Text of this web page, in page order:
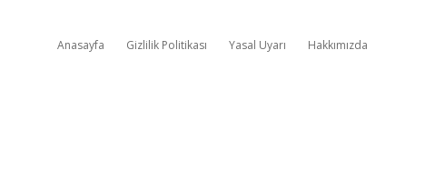
Anasayfa Gizlilik Politikası Yasal Uyarı Hakkımızda